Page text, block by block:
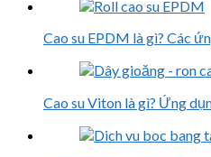
Cao su EPDM là gì? Các
Cao su Viton là gì? Ứng